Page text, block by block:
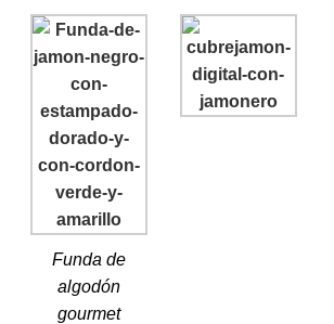
Funda de
algodón
gourmet